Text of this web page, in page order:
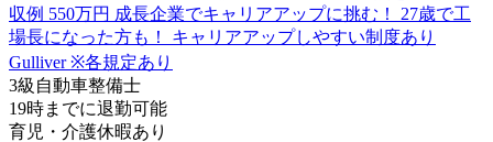
3級自動車整備士
19時までに退勤可能
育児・介護休暇あり